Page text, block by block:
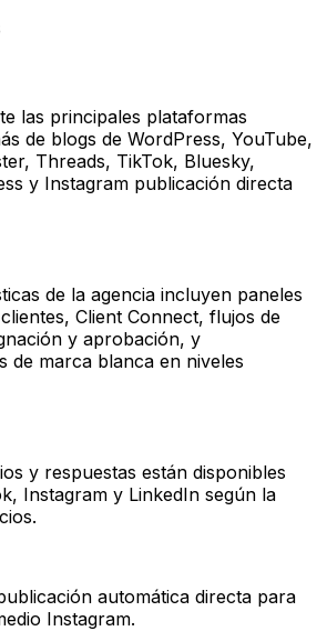
las principales plataformas
de blogs de WordPress, YouTube,
Threads, TikTok, Bluesky,
y Instagram publicación directa
de la agencia incluyen paneles
Client Connect, flujos de
y aprobación, y
de marca blanca en niveles
y respuestas están disponibles
Instagram y LinkedIn según la
automática directa para
Instagram.